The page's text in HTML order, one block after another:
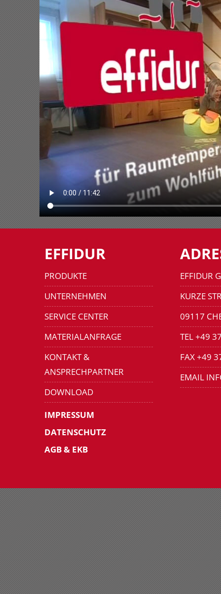
EFFIDUR
PRODUKTE
UNTERNEHMEN
SERVICE CENTER
MATERIALANFRAGE
KONTAKT &
ANSPRECHPARTNER
DOWNLOAD
IMPRESSUM
DATENSCHUTZ
AGB & EKB
EFFIDUR
KURZE
09117
TEL +49
FAX +49
EMAIL